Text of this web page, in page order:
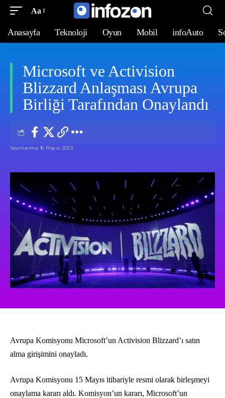
Aa
Anasayfa Teknoloji Oyun Mobil infoAuto
Microsoft ve Activision
Blizzard Anlaşması Avrupa
Birliği Tarafından Onaylandı
Yayınlanma: 16 Mayıs 2023
Avrupa Komisyonu Microsoft’un Activision Blizzard’ı satın
alma girişimini onayladı.
Avrupa Komisyonu 15 Mayıs itibariyle resmi olarak birleşmeyi
onaylama kararı aldı. Komisyon’un kararı, Microsoft’un